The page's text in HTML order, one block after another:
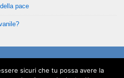
pace
sicuri che tu possa avere la